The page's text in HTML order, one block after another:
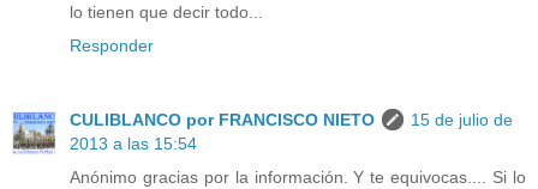
lo tienen que decir todo...
Responder
CULIBLANCO por FRANCISCO NIETO
15 de julio de
2013 a las 15:54
Anónimo gracias por la información. Y te equivocas.... Si lo